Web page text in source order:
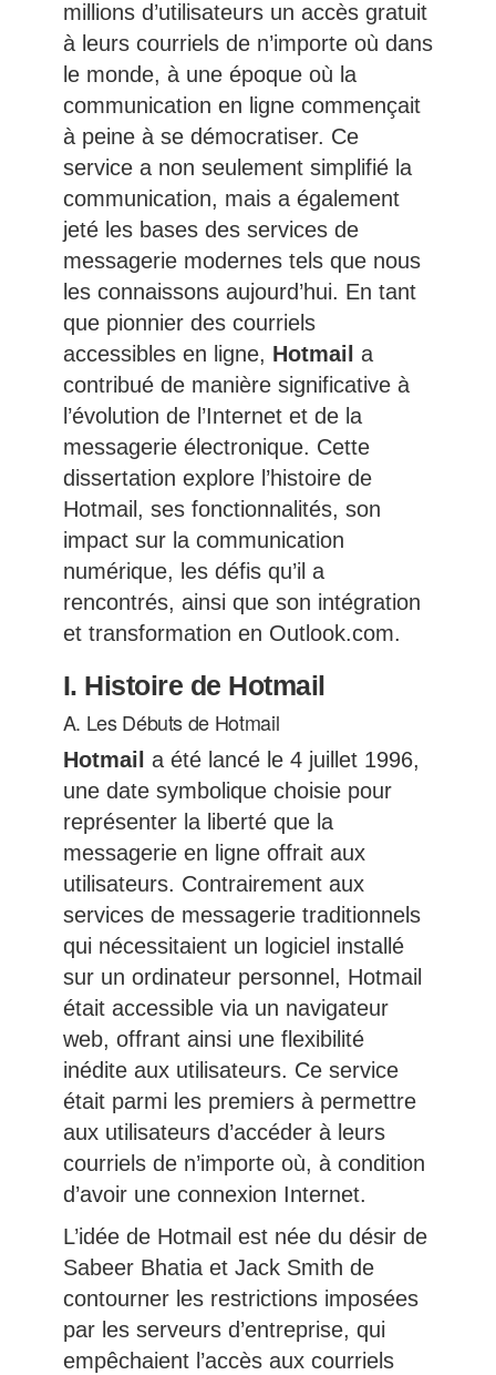
millions d’utilisateurs un accès gratuit
à leurs courriels de n’importe où dans
le monde, à une époque où la
communication en ligne commençait
à peine à se démocratiser. Ce
service a non seulement simplifié la
communication, mais a également
jeté les bases des services de
messagerie modernes tels que nous
les connaissons aujourd’hui. En tant
que pionnier des courriels
accessibles en ligne, Hotmail a
contribué de manière significative à
l’évolution de l’Internet et de la
messagerie électronique. Cette
dissertation explore l’histoire de
Hotmail, ses fonctionnalités, son
impact sur la communication
numérique, les défis qu’il a
rencontrés, ainsi que son intégration
et transformation en Outlook.com.
I. Histoire de Hotmail
A. Les Débuts de Hotmail
Hotmail a été lancé le 4 juillet 1996,
une date symbolique choisie pour
représenter la liberté que la
messagerie en ligne offrait aux
utilisateurs. Contrairement aux
services de messagerie traditionnels
qui nécessitaient un logiciel installé
sur un ordinateur personnel, Hotmail
était accessible via un navigateur
web, offrant ainsi une flexibilité
inédite aux utilisateurs. Ce service
était parmi les premiers à permettre
aux utilisateurs d’accéder à leurs
courriels de n’importe où, à condition
d’avoir une connexion Internet.
L’idée de Hotmail est née du désir de
Sabeer Bhatia et Jack Smith de
contourner les restrictions imposées
par les serveurs d’entreprise, qui
empêchaient l’accès aux courriels